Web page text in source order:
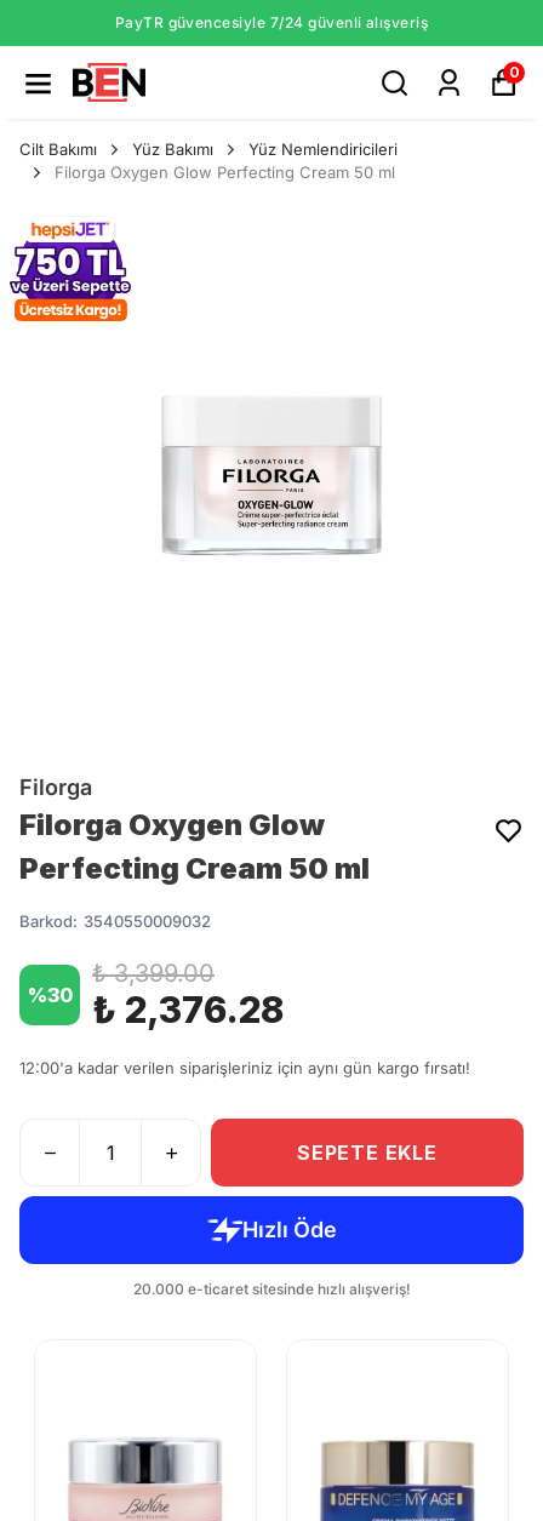
PayTR güvencesiyle 7/24 güvenli alışveriş
0
Cilt Bakımı Yüz Bakımı
Yüz Nemlendiricileri
Filorga Oxygen Glow Perfecting Cream 50 ml
Filorga
Filorga Oxygen Glow
Perfecting Cream 50 ml
Barkod: 3540550009032
%30
₺ 3,399.00
₺ 2,376.28
12:00'a kadar verilen siparişleriniz için aynı gün kargo fırsatı!
SEPETE EKLE